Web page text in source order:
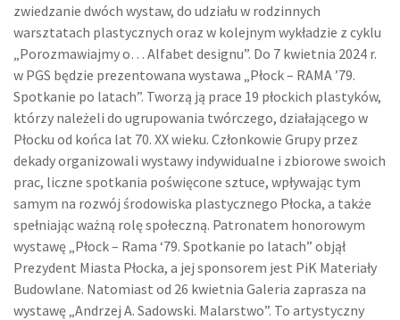
zwiedzanie dwóch wystaw, do udziału w rodzinnych
warsztatach plastycznych oraz w kolejnym wykładzie z cyklu
„Porozmawiajmy o… Alfabet designu”. Do 7 kwietnia 2024 r.
w PGS będzie prezentowana wystawa „Płock – RAMA ’79.
Spotkanie po latach”. Tworzą ją prace 19 płockich plastyków,
którzy należeli do ugrupowania twórczego, działającego w
Płocku od końca lat 70. XX wieku. Członkowie Grupy przez
dekady organizowali wystawy indywidualne i zbiorowe swoich
prac, liczne spotkania poświęcone sztuce, wpływając tym
samym na rozwój środowiska plastycznego Płocka, a także
spełniając ważną rolę społeczną. Patronatem honorowym
wystawę „Płock – Rama ‘79. Spotkanie po latach” objął
Prezydent Miasta Płocka, a jej sponsorem jest PiK Materiały
Budowlane. Natomiast od 26 kwietnia Galeria zaprasza na
wystawę „Andrzej A. Sadowski. Malarstwo”. To artystyczny